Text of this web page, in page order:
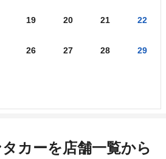
19 20 21 22
26 27 28 29
カーを店舗一覧から